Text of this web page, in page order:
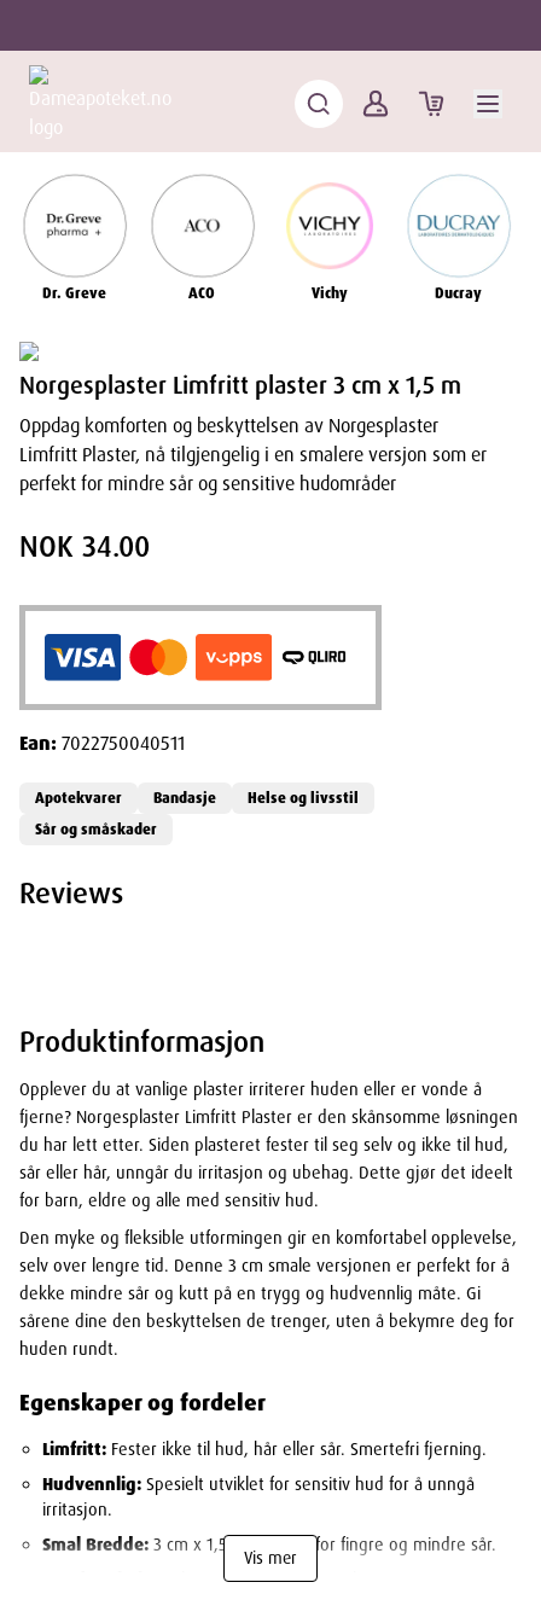
Dr. Greve ACO Vichy Ducray
Produktinformasjon
Opplever du at vanlige plaster irriterer huden eller er vonde å
fjerne? Norgesplaster Limfritt Plaster er den skånsomme løsningen
du har lett etter. Siden plasteret fester til seg selv og ikke til hud,
sår eller hår, unngår du irritasjon og ubehag. Dette gjør det ideelt
for barn, eldre og alle med sensitiv hud.
Den myke og fleksible utformingen gir en komfortabel opplevelse,
selv over lengre tid. Denne 3 cm smale versjonen er perfekt for å
dekke mindre sår og kutt på en trygg og hudvennlig måte. Gi
sårene dine den beskyttelsen de trenger, uten å bekymre deg for
huden rundt.
Egenskaper og fordeler
Limfritt: Fester ikke til hud, hår eller sår. Smertefri fjerning.
Hudvennlig: Spesielt utviklet for sensitiv hud for å unngå
irritasjon.
Smal Bredde: 3 cm x 1,5 m, perfekt for fingre og mindre sår.
Mykt og fleksibelt materiale.
Vis mer
Norgesplaster Limfritt plaster 3 cm x 1,5 m
Oppdag komforten og beskyttelsen av Norgesplaster
Limfritt Plaster, nå tilgjengelig i en smalere versjon som er
perfekt for mindre sår og sensitive hudområder
NOK 34.00
Ean:7022750040511
Apotekvarer Bandasje
Helse og livsstil
Sår og småskader
Reviews